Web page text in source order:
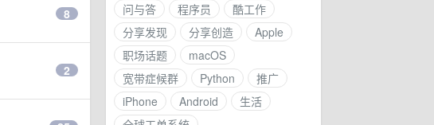
问与答 程序员
酷工作
分享发现
分享创造
Apple
职场话题
macOS
宽带症候群
Python
推广
iPhone
Android
生活
8
2